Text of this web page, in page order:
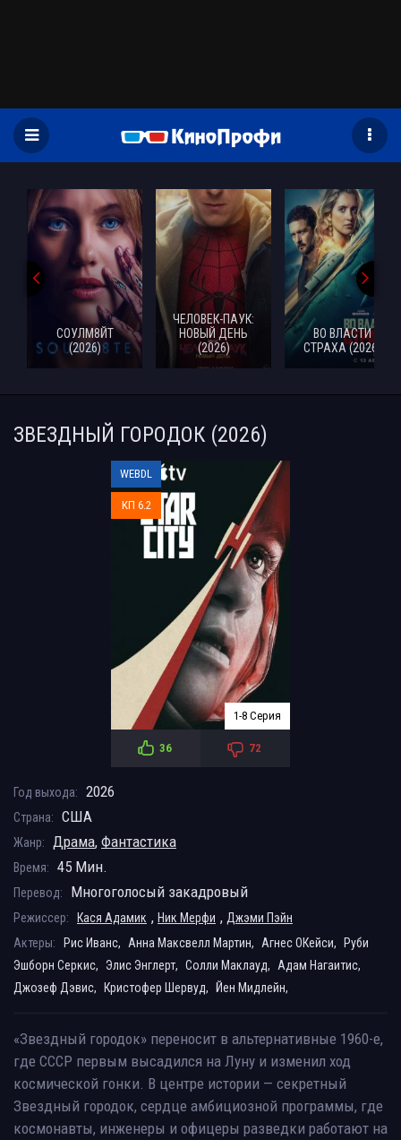
СОУЛМ8ЙТ
(2026)
ЧЕЛОВЕК-ПАУК:
НОВЫЙ ДЕНЬ
(2026)
ВО ВЛАСТИ
СТРАХА (2026)
ЗВЕЗДНЫЙ ГОРОДОК (2026)
WEBDL
КП 6.2
1-8 Серия
36 72
Год выхода: 2026
Страна: США
Жанр: Драма, Фантастика
Время: 45 Мин.
Перевод: Многоголосый закадровый
Режиссер: Кася Адамик , Ник Мерфи , Джэми Пэйн
Актеры:
Рис Иванс, Анна Максвелл Мартин, Агнес ОКейси,
Руби
Эшборн Серкис, Элис Энглерт, Солли Маклауд,
Адам Нагаитис,
Джозеф Дэвис,
Кристофер Шервуд, Йен Мидлейн,
«Звездный городок» переносит в альтернативные 1960-е,
где СССР первым высадился на Луну и изменил ход
космической гонки. В центре истории — секретный
Звездный городок, сердце амбициозной программы, где
космонавты, инженеры и офицеры разведки работают на